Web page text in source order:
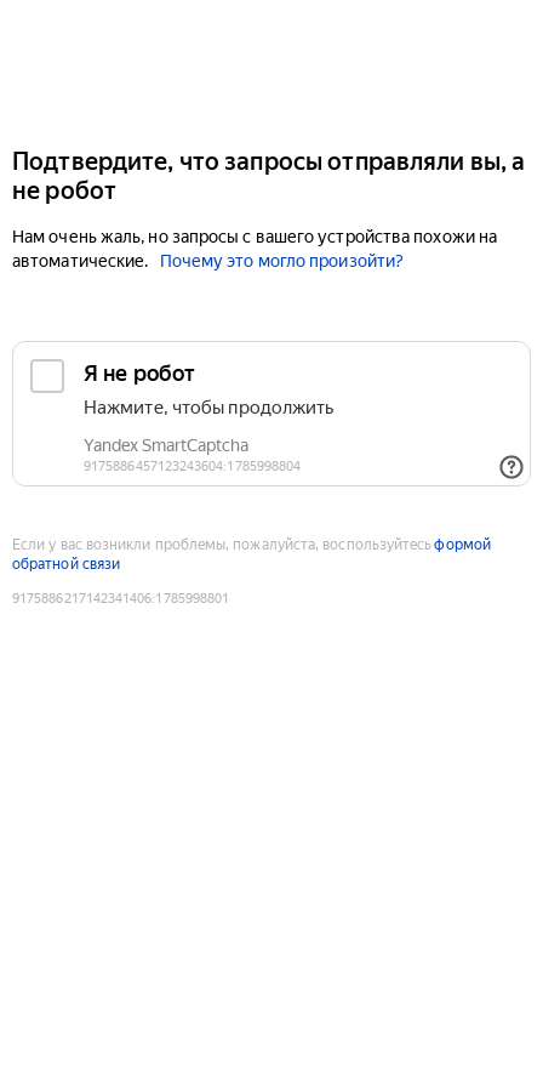
Подтвердите, что запросы отправляли вы, а
не робот
Нам очень жаль, но запросы с вашего устройства похожи на
автоматические.
Почему это могло произойти?
Если у вас возникли проблемы, пожалуйста, воспользуйтесьформой
обратной связи
9175886217142341406:1785998801